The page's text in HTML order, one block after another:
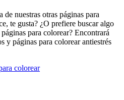
nuestras otras páginas para
te gusta? ¿O prefiere buscar algo
para colorear? Encontrará
y páginas para colorear antiestrés